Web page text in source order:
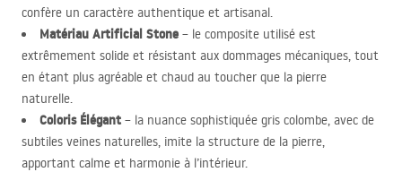
confère un caractère authentique et artisanal.
Matériau Artificial Stone – le composite utilisé est
extrêmement solide et résistant aux dommages mécaniques, tout
en étant plus agréable et chaud au toucher que la pierre
naturelle.
Coloris Élégant – la nuance sophistiquée gris colombe, avec de
subtiles veines naturelles, imite la structure de la pierre,
apportant calme et harmonie à l’intérieur.